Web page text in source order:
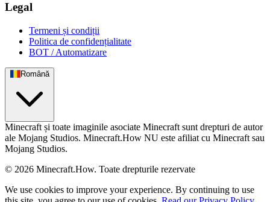
Legal
Termeni și condiții
Politica de confidențialitate
BOT / Automatizare
Română
Minecraft și toate imaginile asociate Minecraft sunt drepturi de autor
ale Mojang Studios. Minecraft.How NU este afiliat cu Minecraft sau
Mojang Studios.
© 2026 Minecraft.How. Toate drepturile rezervate
We use cookies to improve your experience. By continuing to use